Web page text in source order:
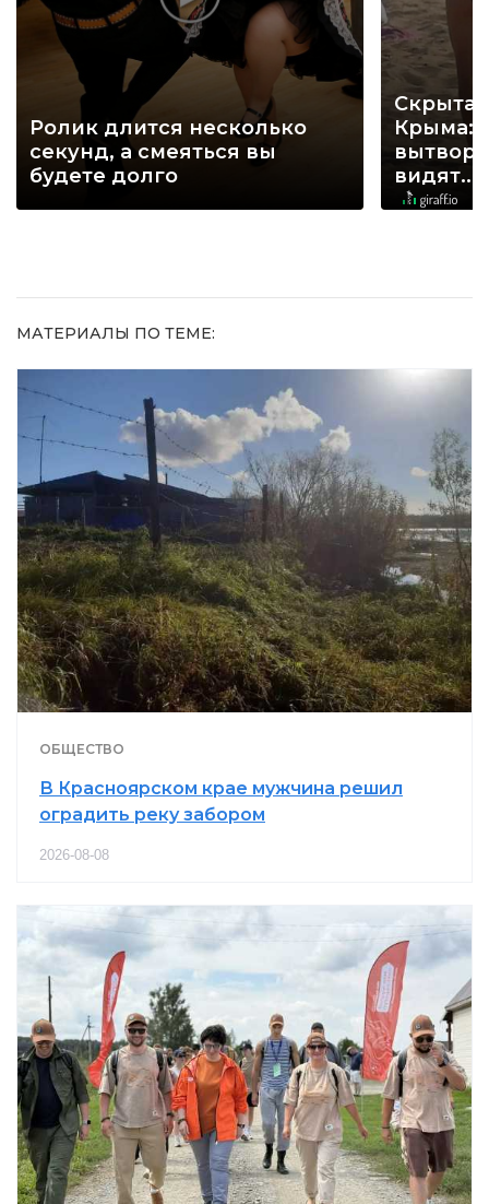
Ролик длится несколько
секунд, а смеяться вы
будете долго
Крыма:
видят...
МАТЕРИАЛЫ ПО ТЕМЕ:
ОБЩЕСТВО
В Красноярском крае мужчина решил
оградить реку забором
2026-08-08